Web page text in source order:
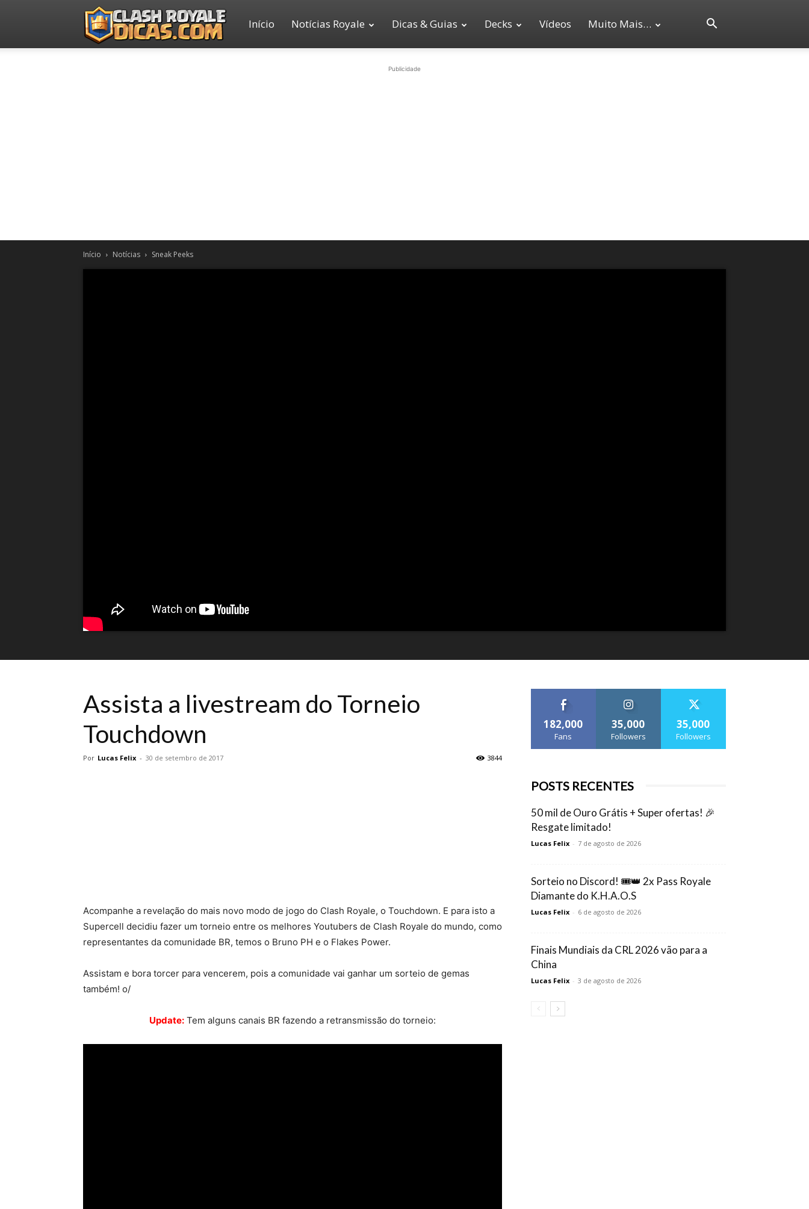
Clash
Início Notícias Royale Dicas & Guias Decks Vídeos Muito Mais…
Publicidade
Início Notícias Sneak Peeks
Assista a livestream do Torneio
Touchdown
Por Lucas Felix - 30 de setembro de 2017 3844
Acompanhe a revelação do mais novo modo de jogo do Clash Royale, o Touchdown. E para isto a
Supercell decidiu fazer um torneio entre os melhores Youtubers de Clash Royale do mundo, como
representantes da comunidade BR, temos o Bruno PH e o Flakes Power.
Assistam e bora torcer para vencerem, pois a comunidade vai ganhar um sorteio de gemas
também! o/
Update: Tem alguns canais BR fazendo a retransmissão do torneio:
182,000
Fans
35,000
Followers
35,000
Followers
POSTS RECENTES
50 mil de Ouro Grátis + Super ofertas! 🎉
Resgate limitado!
Lucas Felix - 7 de agosto de 2026
Sorteio no Discord! 🎟️👑 2x Pass Royale
Diamante do K.H.A.O.S
Lucas Felix - 6 de agosto de 2026
Finais Mundiais da CRL 2026 vão para a
China
Lucas Felix - 3 de agosto de 2026